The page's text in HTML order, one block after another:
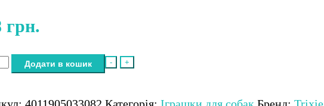
грн.
- +
Додати в кошик